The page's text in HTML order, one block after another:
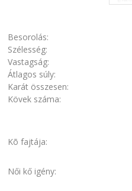
Besorolás:
Szélesség:
Vastagság:
Átlagos súly:
Karát összesen:
Kövek száma:
Kõ fajtája:
Női kő igény: